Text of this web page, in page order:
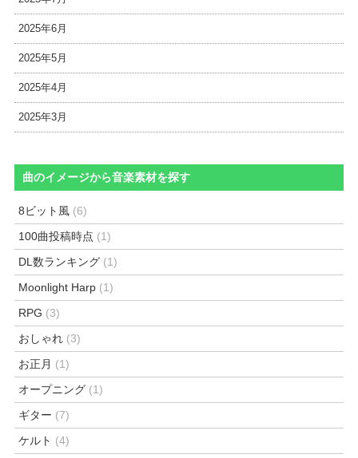
2025年6月
2025年5月
2025年4月
2025年3月
曲のイメージから音楽素材を探す
8ビット風 (6)
100曲投稿時点 (1)
DL数ランキング (1)
Moonlight Harp (1)
RPG (3)
おしゃれ (3)
お正月 (1)
オープニング (1)
ギター (7)
ケルト (4)